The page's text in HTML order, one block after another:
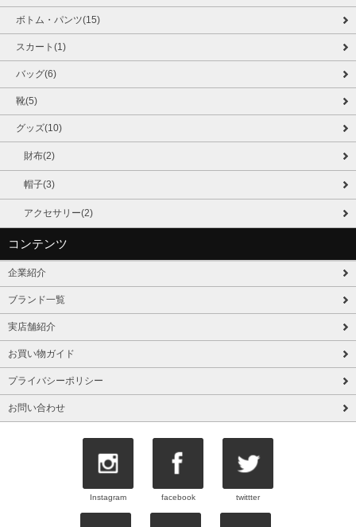
ボトム・パンツ(15)
スカート(1)
バッグ(6)
靴(5)
グッズ(10)
財布(2)
帽子(3)
アクセサリー(2)
コンテンツ
企業紹介
ブランド一覧
実店舗紹介
お買い物ガイド
プライバシーポリシー
お問い合わせ
Instagram facebook twittter